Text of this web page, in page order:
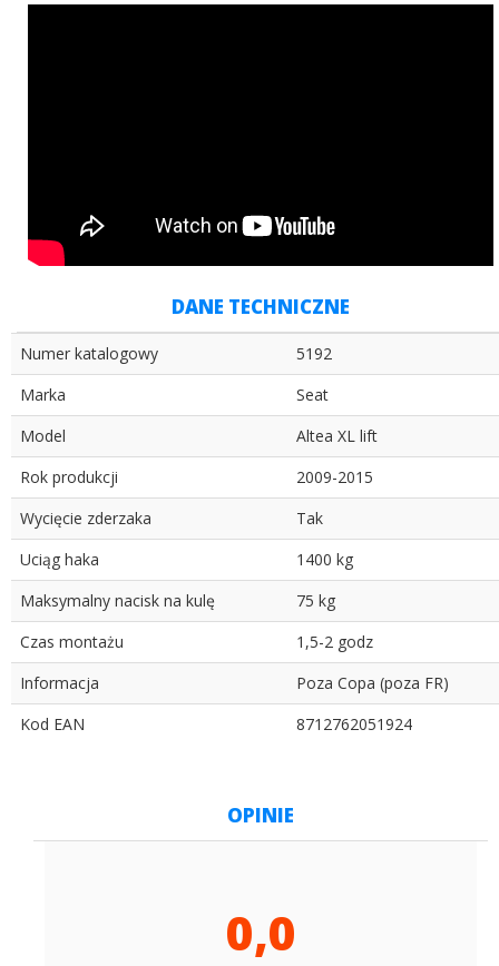
DANE TECHNICZNE
Numer katalogowy
5192
Marka
Seat
Model
Altea XL lift
Rok produkcji
2009-2015
Wycięcie zderzaka
Tak
Uciąg haka
1400 kg
Maksymalny nacisk na kulę
75 kg
Czas montażu
1,5-2 godz
Informacja
Poza Copa (poza FR)
Kod EAN
8712762051924
OPINIE
0,0